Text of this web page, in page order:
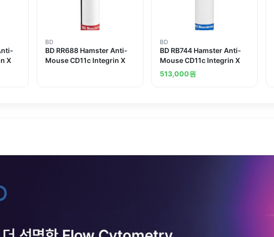
X
BD
BD RR688 Hamster Anti-
Mouse CD11c Integrin X
BD
BD RB744 Hamster Anti-
Mouse CD11c Integrin X
513,000원